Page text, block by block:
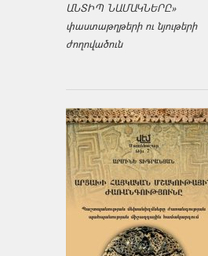
ԱՆՏԻՊ ՆԱՄԱԿՆԵՐԸ»
փաստաթղթերի ու նյութերի
ժողովածուն